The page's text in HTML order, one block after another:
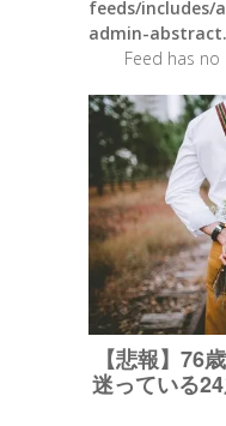
feeds/includes/
admin-
Feed has no
【悲報】76
迷っている